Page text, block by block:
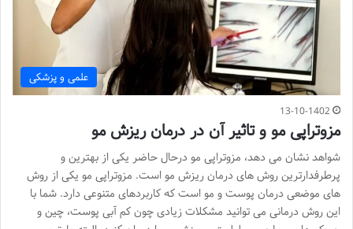
علمی و پزشکی
13-10-1402
مزوتراپی مو و تاثیر آن در درمان ریزش مو
شواهد نشان می دهد، مزوتراپی مو درحال حاضر یکی از بهترین و
پرطرفدارترین روش های درمان ریزش مو است. مزوتراپی مو یکی از روش
های موضعی درمان پوست و مو است که کاربردهای متنوعی دارد. شما با
این روش درمانی می توانید مشکلات زیادی چون کم آبی پوست، چین و